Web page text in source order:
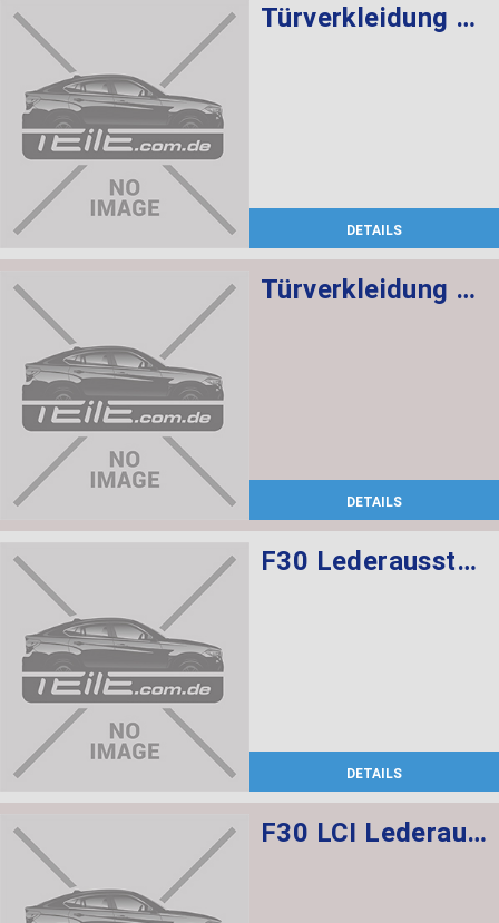
Türverkleidung Leder vorne rechts SCHWARZ/ROT
DETAILS
Türverkleidung Leder vorn links SCHWARZ/ROT
DETAILS
F30 Lederausstattung, Sportsitze, elekt. verstellbar mit memory, Sitzheizung vorne und hinten
DETAILS
F30 LCI Lederausstattung Dakota/ Schwarz, Elektrische Sportsitze mit memory vorne, Sitzheizung vorne + hinten